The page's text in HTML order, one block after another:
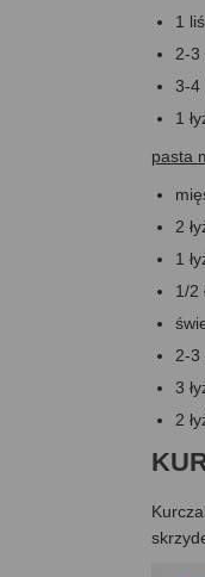
1
2-3
3-4
1
pasta
2
1
1/2
2-3
3
2